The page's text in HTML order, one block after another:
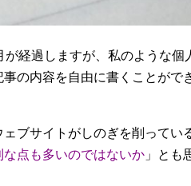
が経過しますが、私のような
の内容を自由に書くことがで
ブサイトがしのぎを削ってい
点も多いのではないか 」とも